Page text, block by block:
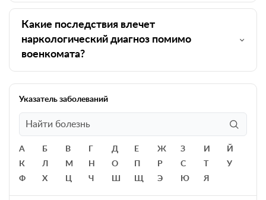
Какие последствия влечет
наркологический диагноз помимо
военкомата?
Указатель заболеваний
А Б В Д Е Ж З И
Й
К
Л М Н О Р С
У
Ф
Х Ц Ч Ш Щ Э Ю Я